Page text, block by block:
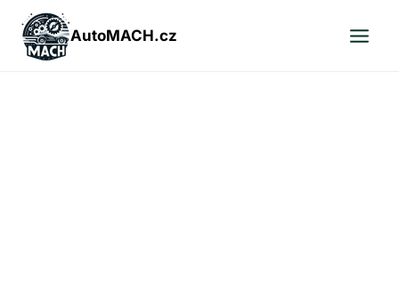
Přeskočit
obsah
AutoMACH.cz